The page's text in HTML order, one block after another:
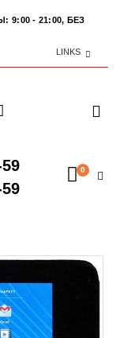
9:00 - 21:00, БЕЗ
LINKS
0